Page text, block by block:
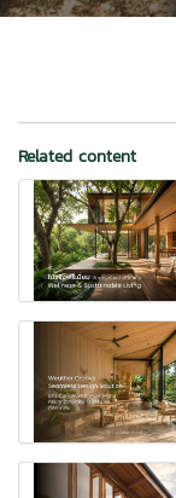
Related content